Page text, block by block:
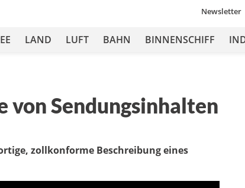
Newsletter
LAND LUFT BAHN BINNENSCHIFF
von Sendungsinhalten
zollkonforme Beschreibung eines